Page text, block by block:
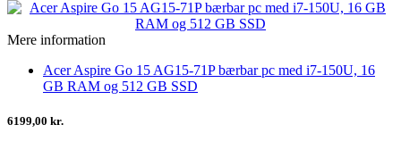
Mere information
Acer Aspire Go 15 AG15-71P bærbar pc med i7-150U, 16
GB RAM og 512 GB SSD
6199,00 kr.